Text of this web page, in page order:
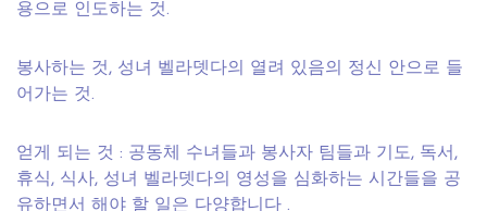
용으로 인도하는 것.
봉사하는 것, 성녀 벨라뎃다의 열려 있음의 정신 안으로 들
어가는 것.
얻게 되는 것 : 공동체 수녀들과 봉사자 팀들과 기도, 독서,
휴식, 식사, 성녀 벨라뎃다의 영성을 심화하는 시간들을 공
유하면서 해야 할 일은 다양합니다 .